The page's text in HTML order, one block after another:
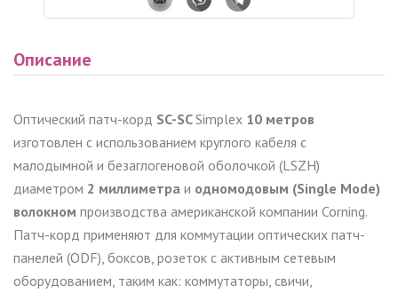
Описание
Оптический патч-корд SC-SCSimplex 10 метров
изготовлен с использованием круглого кабеля с
малодымной и безаглогеновой оболочкой (LSZH)
диаметром 2 миллиметра и одномодовым (Single Mode)
волокном производства американской компании Corning.
Патч-корд применяют для коммутации оптических патч-
панелей (ODF), боксов, розеток с активным сетевым
оборудованием, таким как: коммутаторы, свичи,